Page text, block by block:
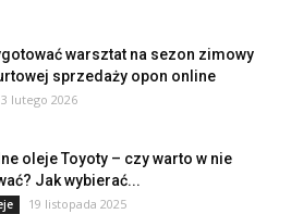
warsztat na sezon zimowy
sprzedaży opon online
3 lutego 2026
oleje Toyoty – czy warto w nie
Jak wybierać...
19 listopada 2025